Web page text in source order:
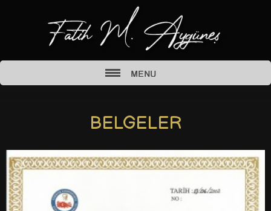
BELGELER